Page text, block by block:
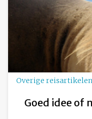
Overige reisartikelen
Goed idee of